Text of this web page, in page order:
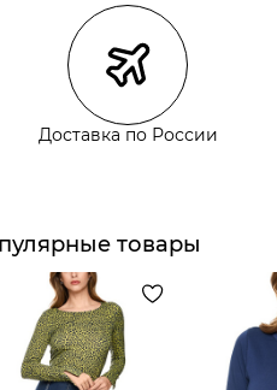
доставка СДЭК
из пункта выдачи СДЭК
из наших магазинов
из пункта выдачи СДЭК
Доставка по России
товары